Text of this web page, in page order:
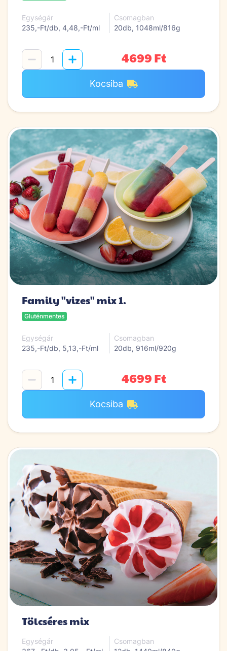
Egységár
235,-Ft/db, 4,48,-Ft/ml
Csomagban
20db, 1048ml/816g
4699 Ft
Kocsiba
Family "vizes" mix 1.
Gluténmentes
Egységár
235,-Ft/db, 5,13,-Ft/ml
Csomagban
20db, 916ml/920g
4699 Ft
Kocsiba
Tölcséres mix
Egységár
Csomagban